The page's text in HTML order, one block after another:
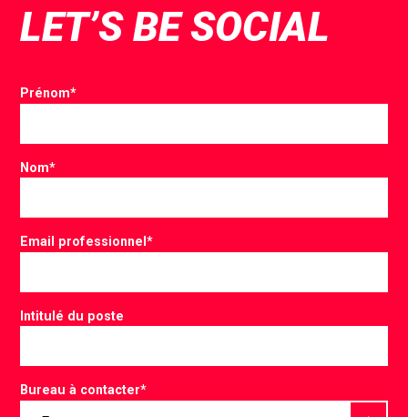
LET’S BE SOCIAL
Prénom*
Nom*
Email professionnel*
Intitulé du poste
Bureau à contacter*